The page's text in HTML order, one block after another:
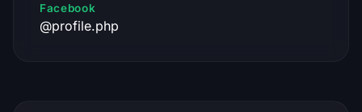
Facebook
@profile.php